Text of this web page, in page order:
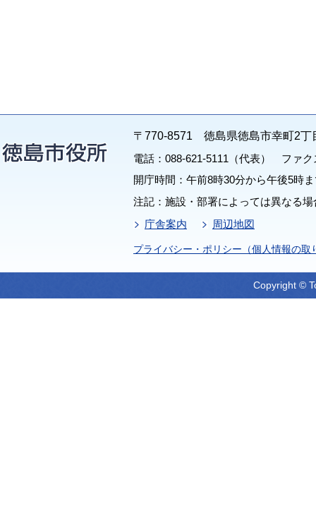
〒770-8571 徳島県徳島市幸町2丁
電話：088-621-5111（代表） ファク
開庁時間：午前8時30分から午後5時
注記：施設・部署によっては異なる
庁舎案内
周辺地図
プライバシー・ポリシー（個人情報の取
Copyright ©